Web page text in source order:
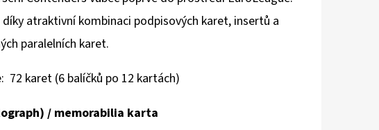
atraktivní kombinaci podpisových karet, insertů a
paralelních karet.
72 karet (6 balíčků po 12 kartách)
/ memorabilia karta